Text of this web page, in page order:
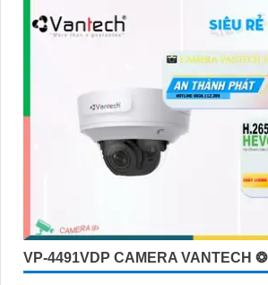
VP-4491VDP CAMERA VANTECH ❂